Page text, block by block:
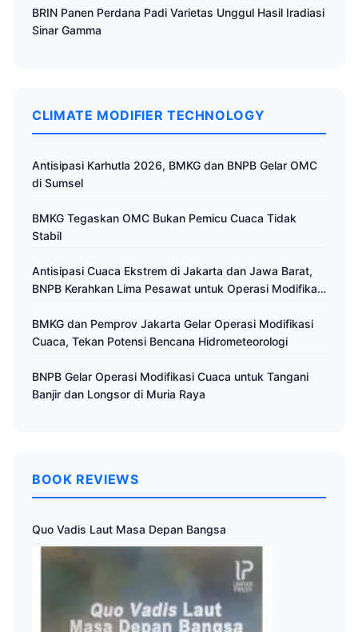
BRIN Panen Perdana Padi Varietas Unggul Hasil Iradiasi
Sinar Gamma
CLIMATE MODIFIER TECHNOLOGY
Antisipasi Karhutla 2026, BMKG dan BNPB Gelar OMC
di Sumsel
BMKG Tegaskan OMC Bukan Pemicu Cuaca Tidak
Stabil
Antisipasi Cuaca Ekstrem di Jakarta dan Jawa Barat,
BNPB Kerahkan Lima Pesawat untuk Operasi Modifikasi
BMKG dan Pemprov Jakarta Gelar Operasi Modifikasi
Cuaca, Tekan Potensi Bencana Hidrometeorologi
BNPB Gelar Operasi Modifikasi Cuaca untuk Tangani
Banjir dan Longsor di Muria Raya
BOOK REVIEWS
Quo Vadis Laut Masa Depan Bangsa